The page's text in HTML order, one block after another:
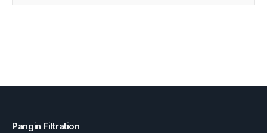
Pangin Filtration